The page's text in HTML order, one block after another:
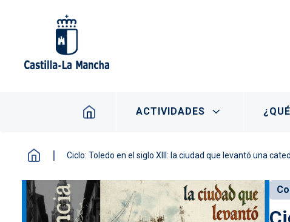
Navegación principal
ACTIVIDADES
Ciclo: Toledo en el siglo XIII: la ciudad que levantó una